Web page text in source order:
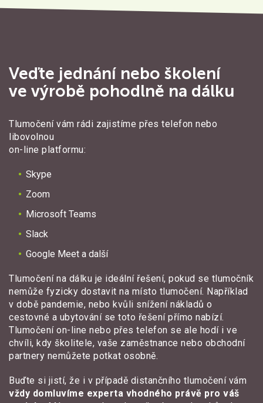
Veďte jednání nebo školení
ve výrobě pohodlně na dálku
Tlumočení vám rádi zajistíme přes telefon nebo
libovolnou
on-line platformu:
Skype
Zoom
Microsoft Teams
Slack
Google Meet a další
Tlumočení na dálku je ideální řešení, pokud se tlumočník
nemůže fyzicky dostavit na místo tlumočení. Například
v době pandemie, nebo kvůli snížení nákladů o
cestovné a ubytování se toto řešení přímo nabízí.
Tlumočení on-line nebo přes telefon se ale hodí i ve
chvíli, kdy školitele, vaše zaměstnance nebo obchodní
partnery nemůžete potkat osobně.
Buďte si jistí, že i v případě distančního tlumočení vám
vždy domluvíme experta vhodného právě pro váš